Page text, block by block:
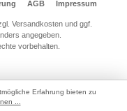
AGB Impressum
Versandkosten und ggf.
angegeben.
vorbehalten.
Erfahrung bieten zu
...